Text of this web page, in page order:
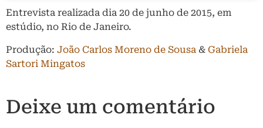
Entrevista realizada dia 20 de junho de 2015, em
estúdio, no Rio de Janeiro.
Produção: João Carlos Moreno de Sousa & Gabriela
Sartori Mingatos
Deixe um comentário